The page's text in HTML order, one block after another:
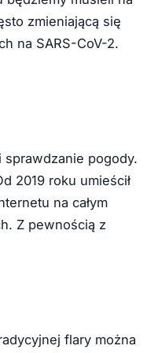
zmieniającą się
na SARS-CoV-2.
sprawdzanie pogody.
2019 roku umieścił
na całym
Z pewnością z
flary można